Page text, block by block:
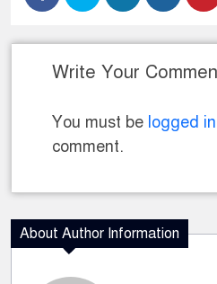
Write Your
You must be logged in
comment.
About Author Information